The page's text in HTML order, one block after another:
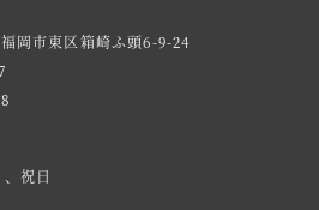
岡市東区箱崎ふ頭6-9-24
祝日